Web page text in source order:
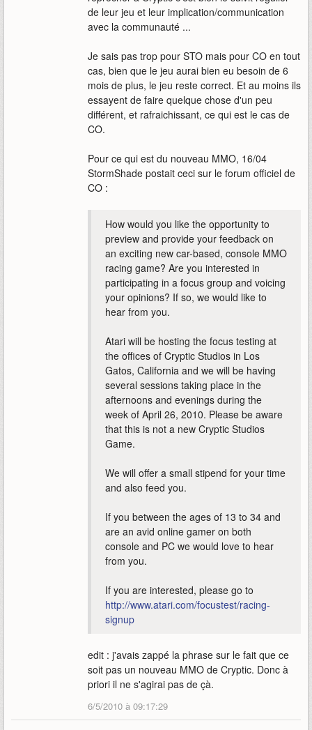
de leur jeu et leur implication/communication
avec la communauté ...
Je sais pas trop pour STO mais pour CO en tout
cas, bien que le jeu aurai bien eu besoin de 6
mois de plus, le jeu reste correct. Et au moins ils
essayent de faire quelque chose d'un peu
différent, et rafraichissant, ce qui est le cas de
CO.
Pour ce qui est du nouveau MMO, 16/04
StormShade postait ceci sur le forum officiel de
CO :
How would you like the opportunity to
preview and provide your feedback on
an exciting new car-based, console MMO
racing game? Are you interested in
participating in a focus group and voicing
your opinions? If so, we would like to
hear from you.
Atari will be hosting the focus testing at
the offices of Cryptic Studios in Los
Gatos, California and we will be having
several sessions taking place in the
afternoons and evenings during the
week of April 26, 2010. Please be aware
that this is not a new Cryptic Studios
Game.
We will offer a small stipend for your time
and also feed you.
If you between the ages of 13 to 34 and
are an avid online gamer on both
console and PC we would love to hear
from you.
If you are interested, please go to
http://www.atari.com/focustest/racing-
signup
edit : j'avais zappé la phrase sur le fait que ce
soit pas un nouveau MMO de Cryptic. Donc à
priori il ne s'agirai pas de çà.
6/5/2010 à 09:17:29